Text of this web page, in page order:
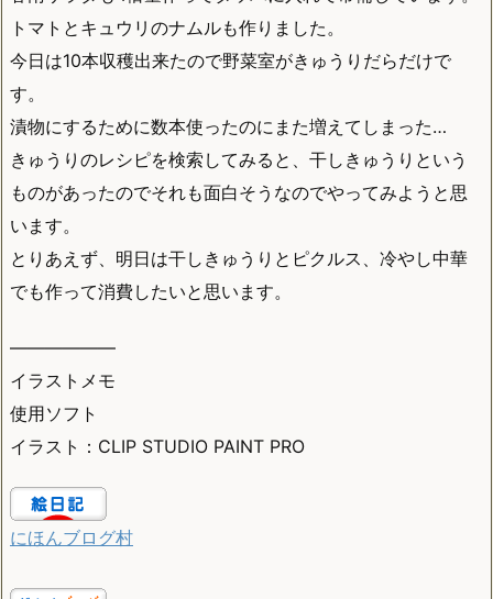
トマトとキュウリのナムルも作りました。
今日は10本収穫出来たので野菜室がきゅうりだらだけで
す。
漬物にするために数本使ったのにまた増えてしまった…
きゅうりのレシピを検索してみると、干しきゅうりという
ものがあったのでそれも面白そうなのでやってみようと思
います。
とりあえず、明日は干しきゅうりとピクルス、冷やし中華
でも作って消費したいと思います。
——————
イラストメモ
使用ソフト
イラスト：CLIP STUDIO PAINT PRO
にほんブログ村